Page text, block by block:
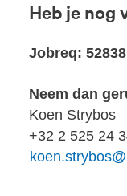
Heb je nog
Jobreq: 52838
Neem dan
Koen Strybos
+32 2 525 24